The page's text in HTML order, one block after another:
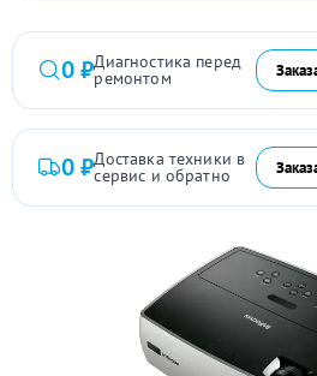
0 ₽Диагностика перед
ремонтом
0 ₽Доставка техники в
сервис и обратно